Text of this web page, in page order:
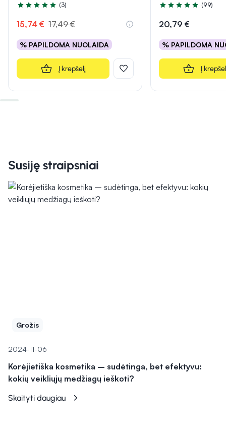
Įvertinimas 5.0 iš 5
(3)
15,74 € 17,49 €
% PAPILDOMA NUOLAIDA
Į krepšelį
Įvertinimas 4.9 iš 5
(99)
20,79 €
% PAPILDOMA
Į
Susiję straipsniai
Grožis
2024-11-06
Korėjietiška kosmetika – sudėtinga, bet efektyvu:
kokių veikliųjų medžiagų ieškoti?
Skaityti daugiau